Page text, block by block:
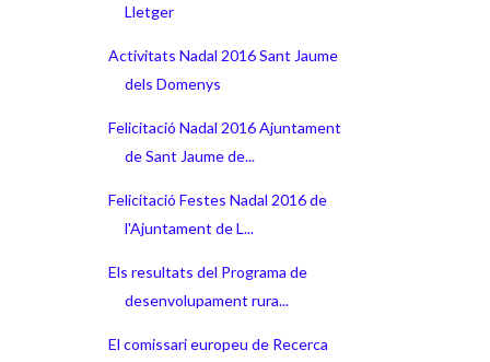
Lletger
Activitats Nadal 2016 Sant Jaume
dels Domenys
Felicitació Nadal 2016 Ajuntament
de Sant Jaume de...
Felicitació Festes Nadal 2016 de
l'Ajuntament de L...
Els resultats del Programa de
desenvolupament rura...
El comissari europeu de Recerca